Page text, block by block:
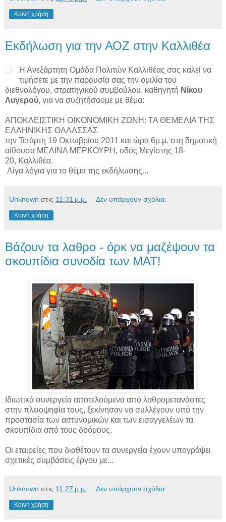
Κοινή χρήση
Εκδήλωση για την ΑΟΖ στην Καλλιθέα
Η Ανεξάρτητη Ομάδα Πολιτών Καλλιθέας σας καλεί να
τιμήσετε με την παρουσία σας την ομιλία του
διεθνολόγου, στρατηγικού συμβούλου, καθηγητή Νίκου
Λυγερού, για να συζητήσουμε με θέμα:
ΑΠΟΚΛΕΙΣΤΙΚΗ ΟΙΚΟΝΟΜΙΚΗ ΖΩΝΗ: ΤΑ ΘΕΜΕΛΙΑ ΤΗΣ
ΕΛΛΗΝΙΚΗΣ ΘΑΛΑΣΣΑΣ
την Τετάρτη 19 Οκτωβρίου 2011 και ώρα 6μ.μ. στη δημοτική
αίθουσα ΜΕΛΙΝΑ ΜΕΡΚΟΥΡΗ, οδός Μεγίστης 18-
20, Καλλιθέα.
Λίγα λόγια για το θέμα της εκδήλωσης...
Unknown στις 11:31 μ.μ. Δεν υπάρχουν σχόλια:
Κοινή χρήση
Βάζουν τα λαθρο - όρκ να μαζέψουν τα
σκουπίδια συνοδία των ΜΑΤ!
Ιδιωτικά συνεργεία αποτελούμενα από λαθρομετανάστες
στην πλειοψηφία τους, ξεκίνησαν να συλλέγουν υπό την
προστασία των αστυνομικών και των εισαγγελέων τα
σκουπίδια από τους δρόμους.
Οι εταιρείες που διαθέτουν τα συνεργεία έχουν υπογράψει
σχετικές συμβάσεις έργου με...
Unknown στις 11:27 μ.μ. Δεν υπάρχουν σχόλια:
Κοινή χρήση